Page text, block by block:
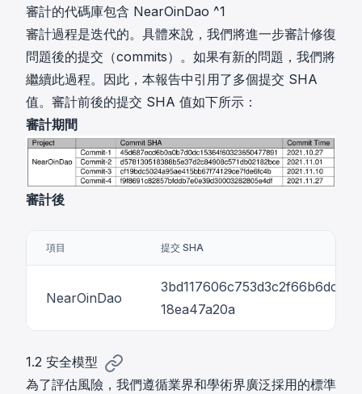
審計的代碼庫包含 NearOinDao ^1
審計過程是迭代的。具體來說，我們將進一步審計修復
問題後的提交（commits）。如果有新的問題，我們將
繼續此過程。因此，本報告中引用了多個提交 SHA
值。審計前後的提交 SHA 值如下所示：
審計期間
審計後
項目 提交 SHA
NearOinDao
18ea47a20a
1.2 安全模型
為了評估風險，我們遵循業界和學術界廣泛採用的標準